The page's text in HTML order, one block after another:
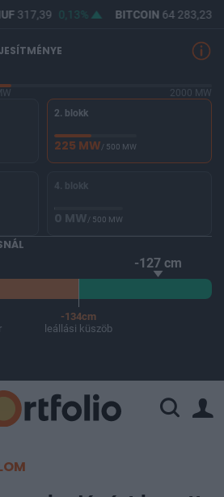
317,39 0,13% BITCOIN64 283,23
2000 MW
2. blokk
225 MW/ 500 MW
4. blokk
0 MW/ 500 MW
-127 cm
-134cm
leállási küszöb